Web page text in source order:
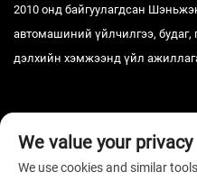
2010 онд байгуулагдсан
автомашиний үйлчилгээ, будаг,
дэлхийн хэмжээнд үйл
We value your privacy
We use cookies and similar